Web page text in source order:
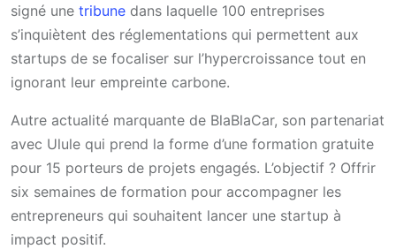
signé une tribune dans laquelle 100 entreprises
s’inquiètent des réglementations qui permettent aux
startups de se focaliser sur l’hypercroissance tout en
ignorant leur empreinte carbone.
Autre actualité marquante de BlaBlaCar, son partenariat
avec Ulule qui prend la forme d’une formation gratuite
pour 15 porteurs de projets engagés. L’objectif ? Offrir
six semaines de formation pour accompagner les
entrepreneurs qui souhaitent lancer une startup à
impact positif.